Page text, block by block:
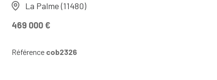
La Palme (11480)
469 000 €
Référence cob2326